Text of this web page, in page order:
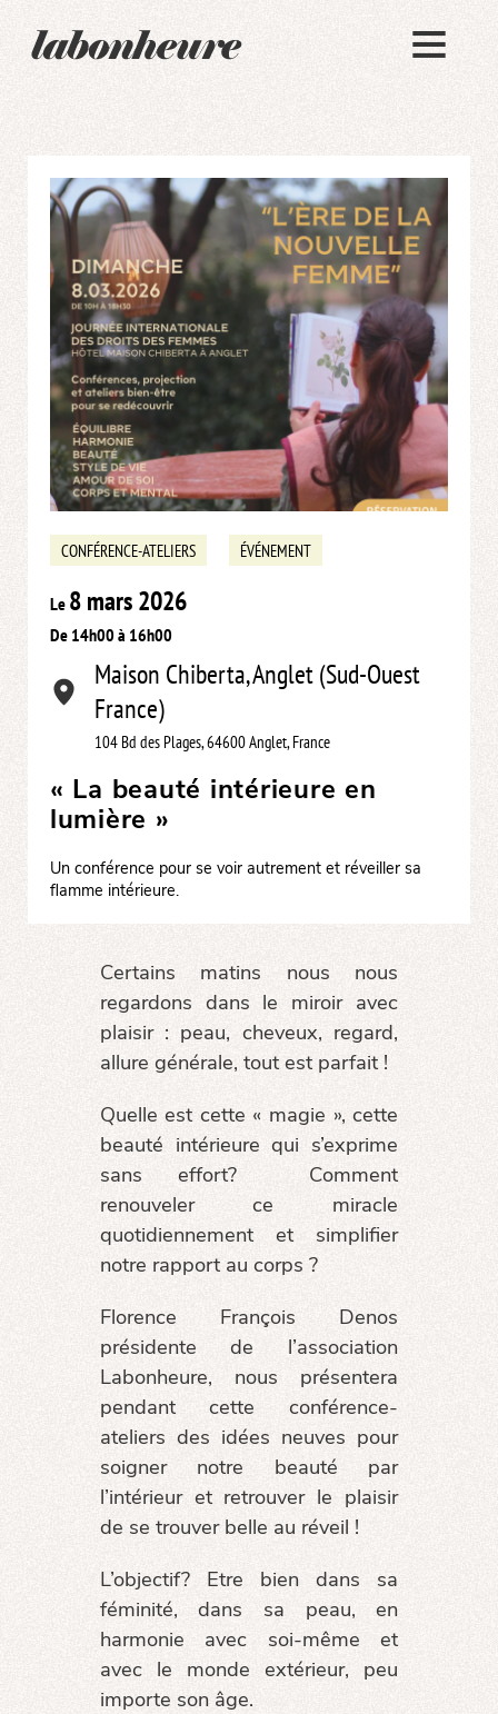
CONFÉRENCE-ATELIERS ÉVÉNEMENT
Le 8 mars 2026
De 14h00 à 16h00
Maison Chiberta, Anglet (Sud-Ouest
France)
104 Bd des Plages, 64600 Anglet, France
« La beauté intérieure en
lumière »
Un conférence pour se voir autrement et réveiller sa
flamme intérieure.
Certains matins nous nous
regardons dans le miroir avec
plaisir : peau, cheveux, regard,
allure générale, tout est parfait !
Quelle est cette « magie », cette
beauté intérieure qui s’exprime
sans effort? Comment
renouveler ce miracle
quotidiennement et simplifier
notre rapport au corps ?
Florence François Denos
présidente de l’association
Labonheure, nous présentera
pendant cette conférence-
ateliers des idées neuves pour
soigner notre beauté par
l’intérieur et retrouver le plaisir
de se trouver belle au réveil !
L’objectif? Etre bien dans sa
féminité, dans sa peau, en
harmonie avec soi-même et
avec le monde extérieur, peu
importe son âge.